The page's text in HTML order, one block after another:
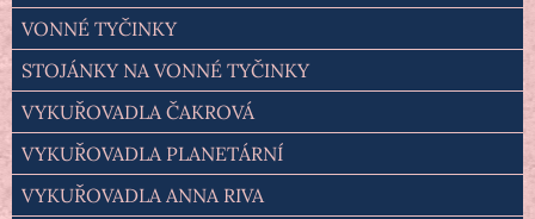
VONNÉ TYČINKY
STOJÁNKY NA VONNÉ TYČINKY
VYKUŘOVADLA ČAKROVÁ
VYKUŘOVADLA PLANETÁRNÍ
VYKUŘOVADLA ANNA RIVA